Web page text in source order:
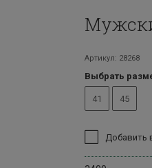
Артикул: 28268
Выбрать
41 45
Добавить